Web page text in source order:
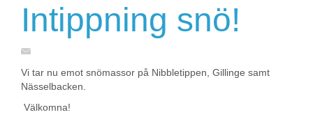
Intippning snö!
Vi tar nu emot snömassor på Nibbletippen, Gillinge samt
Nässelbacken.
Välkomna!